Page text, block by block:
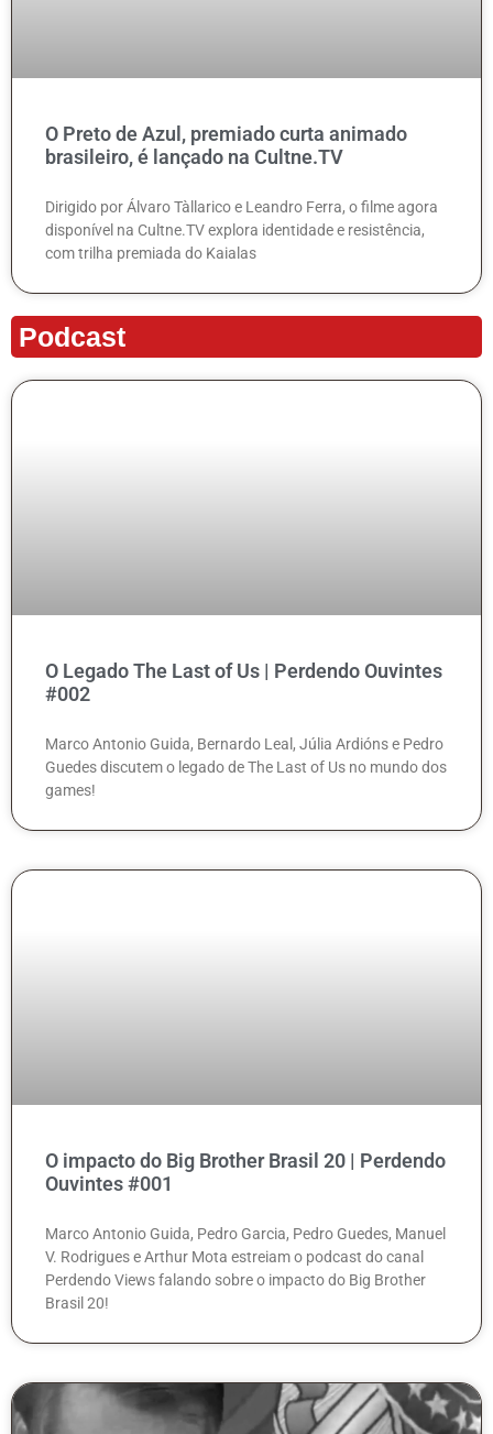
O Preto de Azul, premiado curta animado
brasileiro, é lançado na Cultne.TV
Dirigido por Álvaro Tàllarico e Leandro Ferra, o filme agora
disponível na Cultne.TV explora identidade e resistência,
com trilha premiada do Kaialas
Podcast
O Legado The Last of Us | Perdendo Ouvintes
#002
Marco Antonio Guida, Bernardo Leal, Júlia Ardións e Pedro
Guedes discutem o legado de The Last of Us no mundo dos
games!
O impacto do Big Brother Brasil 20 | Perdendo
Ouvintes #001
Marco Antonio Guida, Pedro Garcia, Pedro Guedes, Manuel
V. Rodrigues e Arthur Mota estreiam o podcast do canal
Perdendo Views falando sobre o impacto do Big Brother
Brasil 20!